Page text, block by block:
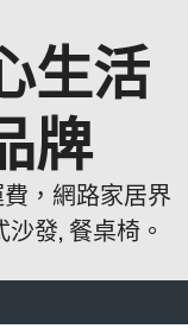
生活
牌
，網路家居界
發, 餐桌椅。